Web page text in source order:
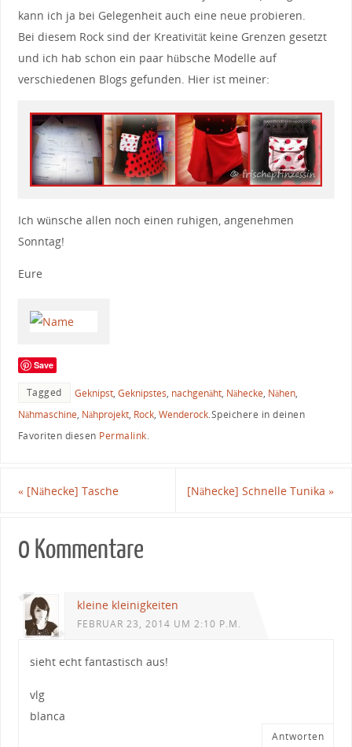
kann ich ja bei Gelegenheit auch eine neue probieren.
Bei diesem Rock sind der Kreativität keine Grenzen gesetzt
und ich hab schon ein paar hübsche Modelle auf
verschiedenen Blogs gefunden. Hier ist meiner:
Ich wünsche allen noch einen ruhigen, angenehmen
Sonntag!
Eure
Save
Tagged Geknipst, Geknipstes, nachgenäht, Nähecke, Nähen,
Nähmaschine, Nähprojekt, Rock, Wenderock.Speichere in deinen
Favoriten diesen Permalink.
«[Nähecke] Tasche [Nähecke] Schnelle Tunika»
0 Kommentare
kleine kleinigkeiten
FEBRUAR 23, 2014 UM 2:10 P.M.
sieht echt fantastisch aus!
vlg
blanca
Antworten